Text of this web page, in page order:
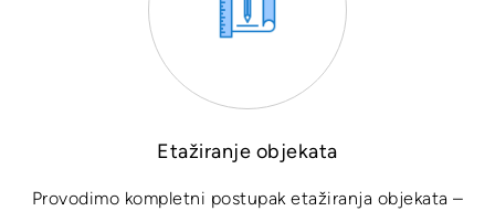
Etažiranje objekata
Provodimo kompletni postupak etažiranja objekata –